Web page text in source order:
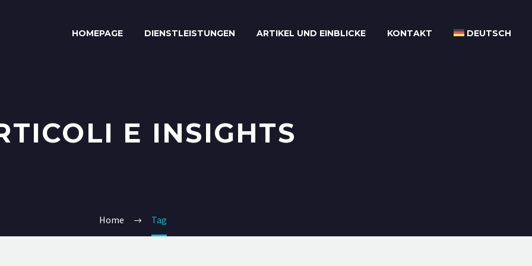
HOMEPAGE DIENSTLEISTUNGEN ARTIKEL UND EINBLICKE KONTAKT DEUTSCH
E INSIGHTS
Home Tag